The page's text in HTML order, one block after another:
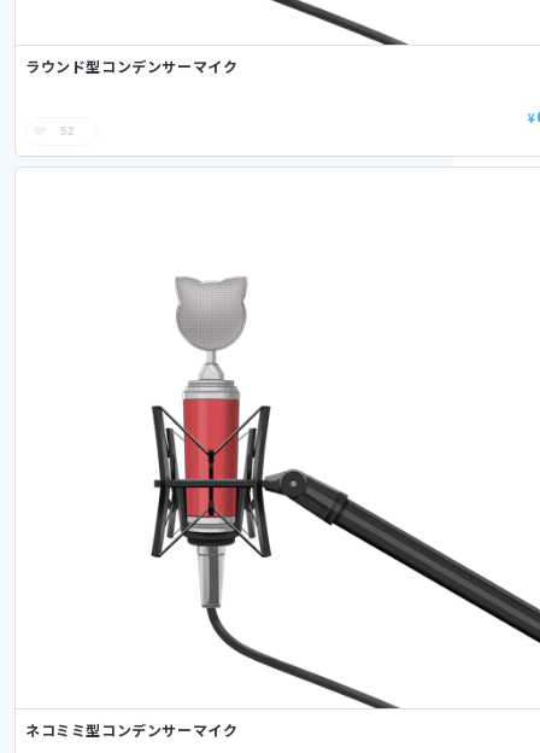
ラウンド型コンデンサーマイク
52
¥
ネコミミ型コンデンサーマイク